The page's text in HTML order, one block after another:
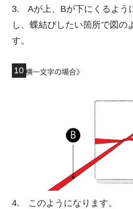
3. Aが上、Bが下にくるよう
し、蝶結びしたい箇所で図の
す。
4. このようになります。